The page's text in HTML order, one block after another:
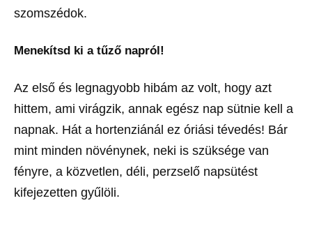
szomszédok.
Menekítsd ki a tűző napról!
Az első és legnagyobb hibám az volt, hogy azt
hittem, ami virágzik, annak egész nap sütnie kell a
napnak. Hát a hortenziánál ez óriási tévedés! Bár
mint minden növénynek, neki is szüksége van
fényre, a közvetlen, déli, perzselő napsütést
kifejezetten gyűlöli.